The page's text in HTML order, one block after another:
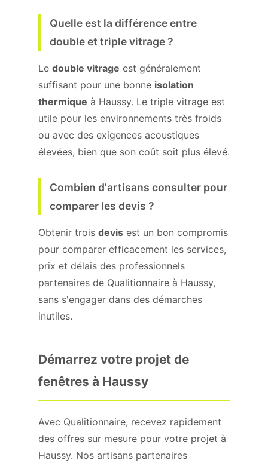
Quelle est la différence entre
double et triple vitrage ?
Le double vitrage est généralement
suffisant pour une bonne isolation
thermique à Haussy. Le triple vitrage est
utile pour les environnements très froids
ou avec des exigences acoustiques
élevées, bien que son coût soit plus élevé.
Combien d'artisans consulter pour
comparer les devis ?
Obtenir trois devis est un bon compromis
pour comparer efficacement les services,
prix et délais des professionnels
partenaires de Qualitionnaire à Haussy,
sans s'engager dans des démarches
inutiles.
Démarrez votre projet de
fenêtres à Haussy
Avec Qualitionnaire, recevez rapidement
des offres sur mesure pour votre projet à
Haussy. Nos artisans partenaires